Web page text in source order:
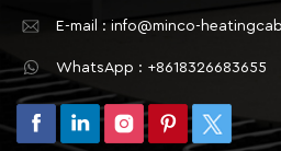
E-mail : info@minco-
WhatsApp : +8618326683655